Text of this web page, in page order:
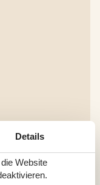
Details
Website